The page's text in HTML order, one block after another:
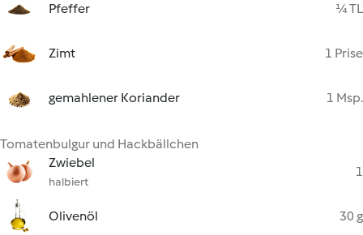
Pfeffer ¼ TL
Zimt 1 Prise
gemahlener Koriander 1 Msp.
Tomatenbulgur und Hackbällchen
Zwiebel
halbiert
1
Olivenöl 30 g